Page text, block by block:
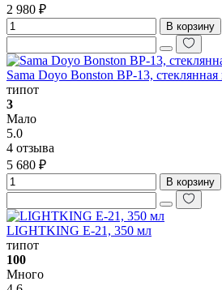
2 980 ₽
В корзину
Sama Doyo Bonston BP-13,
типот
3
Мало
5.0
4 отзыва
5 680 ₽
В корзину
LIGHTKING E-21, 350 мл
типот
100
Много